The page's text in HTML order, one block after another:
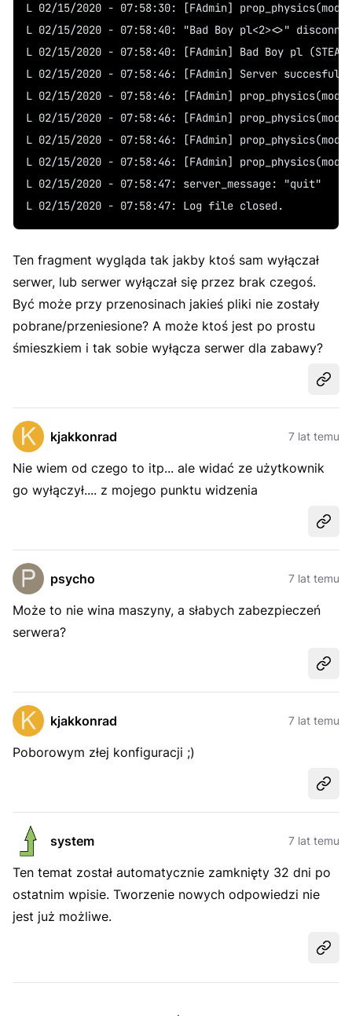
L 02/15/2020 - 07:58:30: [FAdmin]
L 02/15/2020 - 07:58:40: "Bad Boy pl<2><>"
L 02/15/2020 - 07:58:40: [FAdmin] Bad Boy pl
L 02/15/2020 - 07:58:46: [FAdmin] Server
L 02/15/2020 - 07:58:46: [FAdmin]
L 02/15/2020 - 07:58:46: [FAdmin]
L 02/15/2020 - 07:58:46: [FAdmin]
L 02/15/2020 - 07:58:46: [FAdmin]
L 02/15/2020 - 07:58:47: server_message: "quit"
L 02/15/2020 - 07:58:47: Log file closed.
Ten fragment wygląda tak jakby ktoś sam wyłączał
serwer, lub serwer wyłączał się przez brak czegoś.
Być może przy przenosinach jakieś pliki nie zostały
pobrane/przeniesione? A może ktoś jest po prostu
śmieszkiem i tak sobie wyłącza serwer dla zabawy?
kjakkonrad 7 lat temu
Nie wiem od czego to itp... ale widać ze użytkownik
go wyłączył.... z mojego punktu widzenia
psycho 7 lat temu
Może to nie wina maszyny, a słabych zabezpieczeń
serwera?
kjakkonrad 7 lat temu
Poborowym złej konfiguracji ;)
system 7 lat temu
Ten temat został automatycznie zamknięty 32 dni po
ostatnim wpisie. Tworzenie nowych odpowiedzi nie
jest już możliwe.